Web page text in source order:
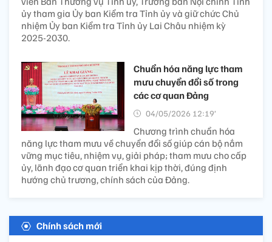
ủy tham gia Ủy ban Kiểm tra Tỉnh ủy và giữ chức Chủ
nhiệm Ủy ban Kiểm tra Tỉnh ủy Lai Châu nhiệm kỳ
2025-2030.
Chuẩn hóa năng lực tham
mưu chuyển đổi số trong
các cơ quan Đảng
04/05/2026 12:19’
Chương trình chuẩn hóa
năng lực tham mưu về chuyển đổi số giúp cán bộ nắm
vững mục tiêu, nhiệm vụ, giải pháp; tham mưu cho cấp
ủy, lãnh đạo cơ quan triển khai kịp thời, đúng định
hướng chủ trương, chính sách của Đảng.
Chính sách mới